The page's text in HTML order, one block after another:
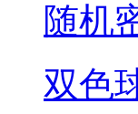
随机
双色